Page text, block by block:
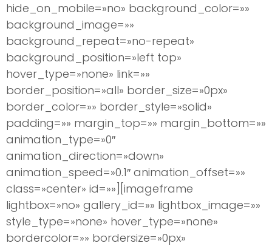
hide_on_mobile=»no» background_color=»»
background_image=»»
background_repeat=»no-repeat»
background_position=»left top»
hover_type=»none» link=»»
border_position=»all» border_size=»0px»
border_color=»» border_style=»solid»
padding=»» margin_top=»» margin_bottom=»»
animation_type=»0″
animation_direction=»down»
animation_speed=»0.1″ animation_offset=»»
class=»center» id=»»][imageframe
lightbox=»no» gallery_id=»» lightbox_image=»»
style_type=»none» hover_type=»none»
bordercolor=»» bordersize=»0px»